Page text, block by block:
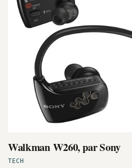
TECH
Walkman W260, par Sony